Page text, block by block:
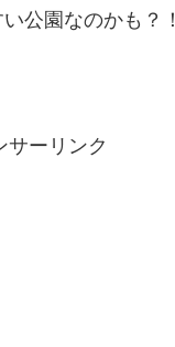
公園なのかも？！
サーリンク